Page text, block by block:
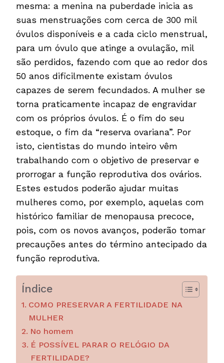
mesma: a menina na puberdade inicia as
suas menstruações com cerca de 300 mil
óvulos disponíveis e a cada ciclo menstrual,
para um óvulo que atinge a ovulação, mil
são perdidos, fazendo com que ao redor dos
50 anos dificilmente existam óvulos
capazes de serem fecundados. A mulher se
torna praticamente incapaz de engravidar
com os próprios óvulos. É o fim do seu
estoque, o fim da “reserva ovariana”. Por
isto, cientistas do mundo inteiro vêm
trabalhando com o objetivo de preservar e
prorrogar a função reprodutiva dos ovários.
Estes estudos poderão ajudar muitas
mulheres como, por exemplo, aquelas com
histórico familiar de menopausa precoce,
pois, com os novos avanços, poderão tomar
precauções antes do término antecipado da
função reprodutiva.
Índice
COMO PRESERVAR A FERTILIDADE NA
MULHER
No homem
É POSSÍVEL PARAR O RELÓGIO DA
FERTILIDADE?